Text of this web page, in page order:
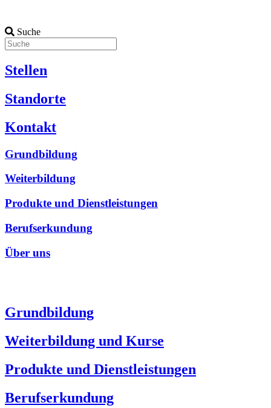
Suche
Stellen
Standorte
Kontakt
Grundbildung
Weiterbildung
Produkte und Dienstleistungen
Berufserkundung
Über uns
Grundbildung
Weiterbildung und Kurse
Produkte und Dienstleistungen
Berufserkundung